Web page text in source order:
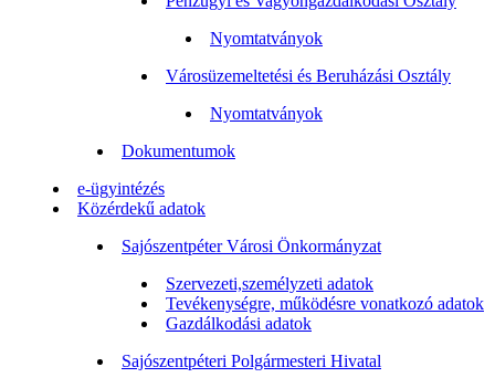
Nyomtatványok
Városüzemeltetési és Beruházási Osztály
Nyomtatványok
Dokumentumok
e-ügyintézés
Közérdekű adatok
Sajószentpéter Városi Önkormányzat
Szervezeti,személyzeti adatok
Tevékenységre, működésre vonatkozó adatok
Gazdálkodási adatok
Sajószentpéteri Polgármesteri Hivatal